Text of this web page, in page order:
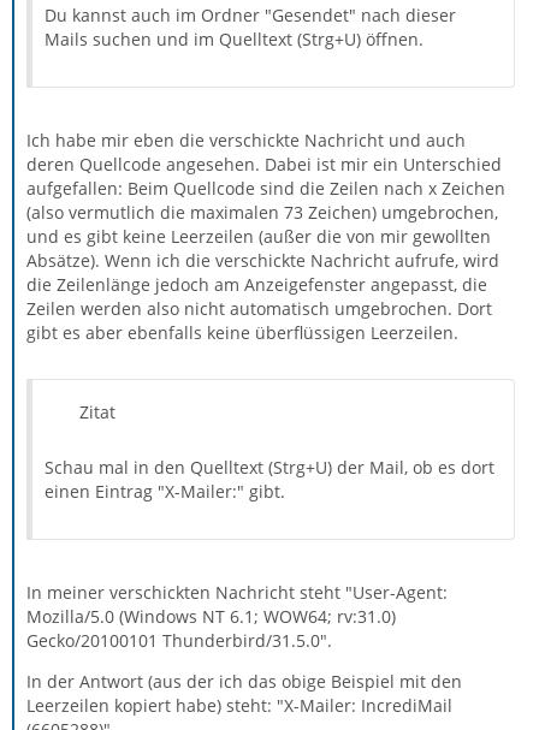
Du kannst auch im Ordner "Gesendet" nach dieser
Mails suchen und im Quelltext (Strg+U) öffnen.
Ich habe mir eben die verschickte Nachricht und auch
deren Quellcode angesehen. Dabei ist mir ein Unterschied
aufgefallen: Beim Quellcode sind die Zeilen nach x Zeichen
(also vermutlich die maximalen 73 Zeichen) umgebrochen,
und es gibt keine Leerzeilen (außer die von mir gewollten
Absätze). Wenn ich die verschickte Nachricht aufrufe, wird
die Zeilenlänge jedoch am Anzeigefenster angepasst, die
Zeilen werden also nicht automatisch umgebrochen. Dort
gibt es aber ebenfalls keine überflüssigen Leerzeilen.
Zitat
Schau mal in den Quelltext (Strg+U) der Mail, ob es dort
einen Eintrag "X-Mailer:" gibt.
In meiner verschickten Nachricht steht "User-Agent:
Mozilla/5.0 (Windows NT 6.1; WOW64; rv:31.0)
Gecko/20100101 Thunderbird/31.5.0".
In der Antwort (aus der ich das obige Beispiel mit den
Leerzeilen kopiert habe) steht: "X-Mailer: IncrediMail